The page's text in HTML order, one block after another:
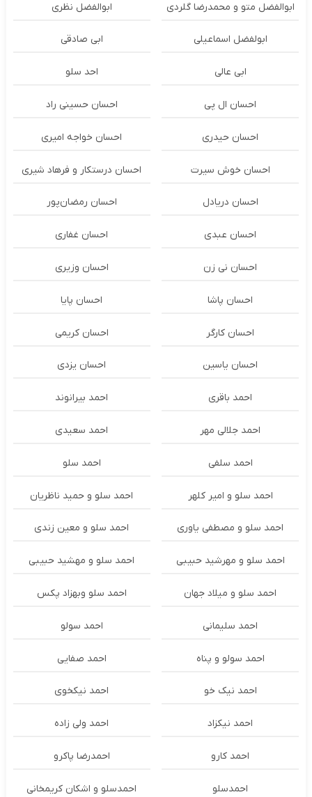
ابوالفضل متو و محمدرضا گلردی ابوالفضل نظری
ابولفضل اسماعیلی ابی صادقی
ابی عالی احد سلو
احسان ال پی احسان حسینی راد
احسان حیدری احسان خواجه امیری
احسان خوش سیرت احسان درستكار و فرهاد شيرى
احسان دریادل احسان رمضان‌پور
احسان عبدی احسان غفاری
احسان نی زن احسان وزیری
احسان پاشا احسان پایا
احسان کارگر احسان کریمی
احسان یاسین احسان یزدی
احمد باقری احمد بیرانوند
احمد جلالی مهر احمد سعیدی
احمد سلفی احمد سلو
احمد سلو و امیر کلهر احمد سلو و حمید ناظریان
احمد سلو و مصطفی یاوری احمد سلو و معین زندی
احمد سلو و مهرشید حبیبی احمد سلو و مهشید حبیبی
احمد سلو و میلاد جهان احمد سلو وبهزاد پکس
احمد سلیمانی احمد سولو
احمد سولو و پناه احمد صفایی
احمد نیک خو احمد نیکخوی
احمد نیکزاد احمد ولی زاده
احمد کارو احمدرضا پاکرو
احمدسلو احمدسلو و اشکان کریمخانی